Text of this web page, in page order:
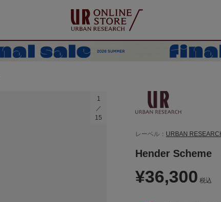
1
15
レーベル： URBAN
Hender Scheme
¥36,300 税込